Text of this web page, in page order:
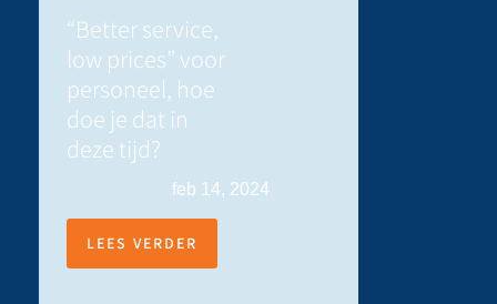
“Better service,
low prices” voor
personeel, hoe
doe je dat in
deze tijd?
feb 14, 2024
LEES VERDER